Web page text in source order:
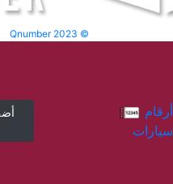
Qnumber 2023 ©
سيارات